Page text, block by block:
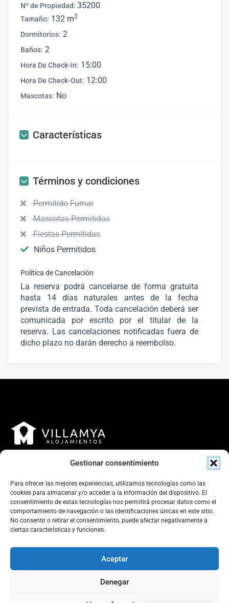
Gestionar consentimiento
Para ofrecer las mejores experiencias, utilizamos tecnologías como las
cookies para almacenar y/o acceder a la información del dispositivo. El
consentimiento de estas tecnologías nos permitirá procesar datos como el
comportamiento de navegación o las identificaciones únicas en este sitio.
No consentir o retirar el consentimiento, puede afectar negativamente a
ciertas características y funciones.
Aceptar
Denegar
Nº de Propiedad: 35200
Tamaño: 132 m2
Dormitorios: 2
Baños: 2
Hora De Check-in: 15:00
Hora De Check-Out: 12:00
Mascotas: No
Características
Términos y condiciones
Permitido Fumar
Mascotas Permitidas
Fiestas Permitidas
Niños Permitidos
Política de Cancelación
La reserva podrá cancelarse de forma gratuita
hasta 14 días naturales antes de la fecha
prevista de entrada. Toda cancelación deberá ser
comunicada por escrito por el titular de la
reserva. Las cancelaciones notificadas fuera de
dicho plazo no darán derecho a reembolso.
Contacto
Calle Parejos 25, bajo, 06800 Mérida, Badajoz, España